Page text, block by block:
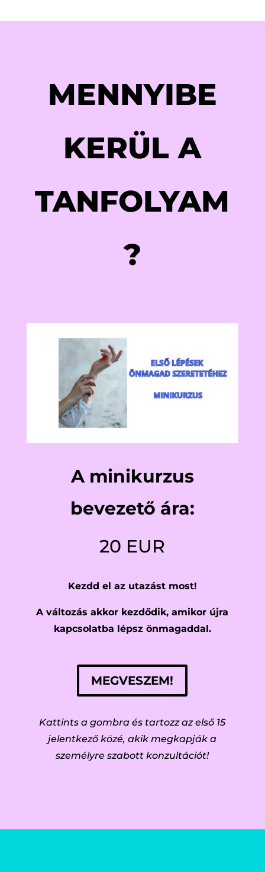
MENNYIBE
KERÜL A
TANFOLYAM
?
A minikurzus
bevezető ára:
20 EUR
Kezdd el az utazást most!
A változás akkor kezdődik, amikor újra
kapcsolatba lépsz önmagaddal.
MEGVESZEM!
Kattints a gombra és tartozz az első 15
jelentkező közé, akik megkapják a
személyre szabott konzultációt!